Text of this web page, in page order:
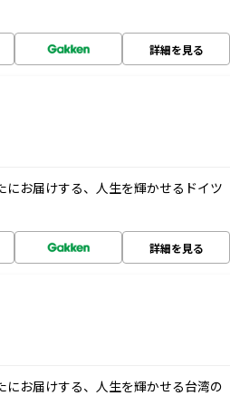
詳細を見る
お届けする、人生を輝かせるドイツ
詳細を見る
お届けする、人生を輝かせる台湾の